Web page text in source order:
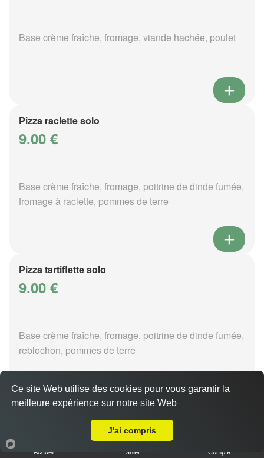
Base crème fraîche, fromage, viande hachée, poulet
Pizza raclette solo
9.00 €
Base crème fraîche, fromage, poitrine de dinde fumée,
fromage à raclette, pommes de terre
Pizza tartiflette solo
9.00 €
Base crème fraîche, fromage, poitrine de dinde fumée,
reblochon, pommes de terre
Pizza vénézia solo
Accueil Panier Compte
Ce site Web utilise des cookies pour vous garantir la
meilleure expérience sur notre site Web
J'ai compris